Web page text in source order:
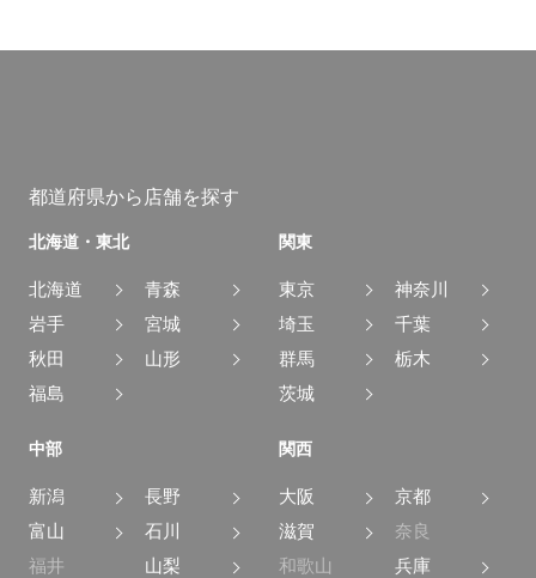
都道府県から店舗を探す
北海道・東北
北海道
青森
岩手
宮城
秋田
山形
福島
関東
東京
神奈川
埼玉
千葉
群馬
栃木
茨城
中部
新潟
長野
富山
石川
福井
山梨
関西
大阪
京都
滋賀
奈良
和歌山
兵庫